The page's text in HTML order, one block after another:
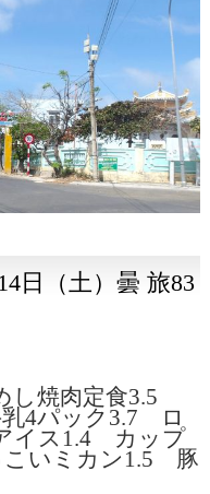
日（土）曇 旅83
し焼肉定食3.5
4パック3.7 ロ
イス1.4 カップ
いミカン1.5 豚